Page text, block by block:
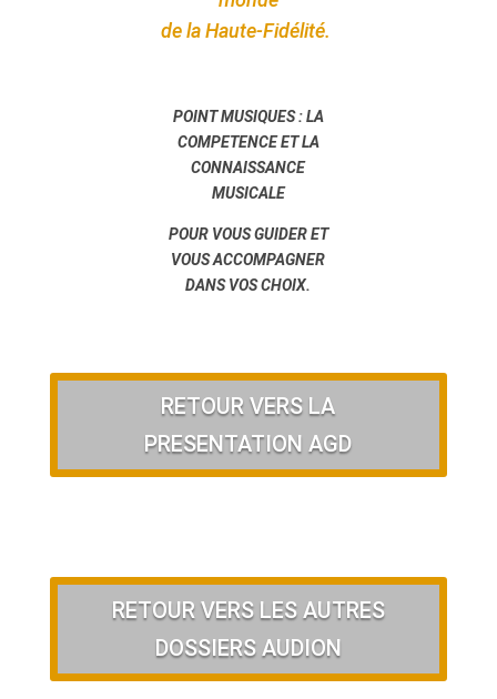
de la Haute-Fidélité.
POINT MUSIQUES : LA
COMPETENCE ET LA
CONNAISSANCE
MUSICALE
POUR VOUS GUIDER ET
VOUS ACCOMPAGNER
DANS VOS CHOIX.
RETOUR VERS LA
PRESENTATION AGD
RETOUR VERS LES AUTRES
DOSSIERS AUDION